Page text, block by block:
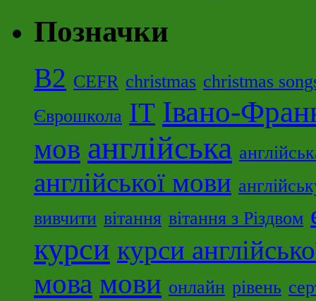
Позначки
B2 CEFR christmas christmas
Єврошкола ІТ Івано-
мов англійська
англійської мови
вивчити вітання вітання з Різдвом
курси курси
мова мови онлайн рівень